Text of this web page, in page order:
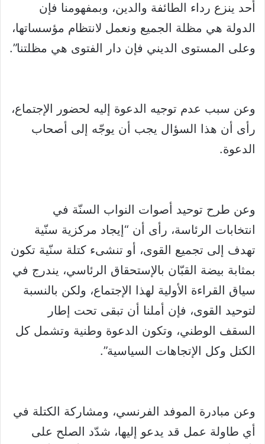
أحد ينزع رداء الطائفة والدين، وبمفهومنا فإن
الدولة هي مظلة الجميع ونعمل لانتظام مؤسساتها،
وعلى المستوى الديني فإن دار الفتوى هي مظلتنا”.
وعن سبب عدم توجيه الدعوة إليه لحضور الإجتماع،
رأى أن هذا السؤال يجب أن يوجّه إلى أصحاب
الدعوة.
وعن طرح توحيد أصوات النواب السنّة في
انتخابات الرئاسة، رأى أن “إيجاد مركزية سنّية
تهدف إلى تجميع القوى، أو تنشىء كتلة سنّية تكون
بمثابة بيضة القبّان بالإستحقاق الرئاسي، يندرج في
سياق القراءة الأولية لهذا الإجتماع، ولكن بالنسبة
لتوحيد القوى، فإن أملنا أن تبقى تحت إطار
السقف الوطني، وتكون الدعوة وطنية وتشمل كل
الكتل وكل الإتجاهات السياسية”.
وعن مبادرة الموفد الفرنسي، ومشاركة الكتلة في
أي طاولة عمل قد يدعو إليها، شدّد الصلح على